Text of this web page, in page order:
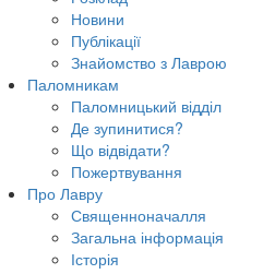
Новини
Публікації
Знайомство з Лаврою
Паломникам
Паломницький відділ
Де зупинитися?
Що відвідати?
Пожертвування
Про Лавру
Священноначалля
Загальна інформація
Історія